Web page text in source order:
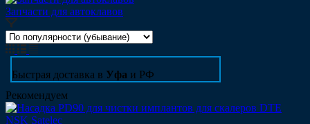
Запчасти для автоклавов
Быстрая доставка в Уфа и РФ
Рекомендуем